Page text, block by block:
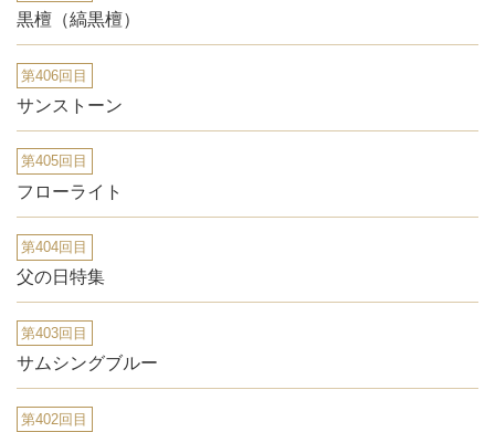
黒檀（縞黒檀）
第406回目
サンストーン
第405回目
フローライト
第404回目
父の日特集
第403回目
サムシングブルー
第402回目